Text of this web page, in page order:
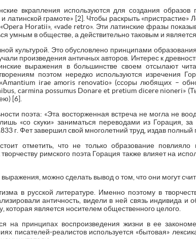
вкрапления используются для создания образов
латинской грамоте» [2]. Чтобы раскрыть «пристрастие»
Horatii», «vade retro». Эти латинские фразы
умным в обществе, а действительно таковым и является.
культурой. Это обусловлено принципами
произведения античных авторов. Интерес к
выражения в большинстве своем отсылают
поэтом нередко используются изречения
irae amoris renovatio» (ссоры любящих –
carmina possumus Donare et pretium dicere nioneri»
[6].
поэта: «Эта восторженная встреча не могла не
«со скуки» заниматься переводами из Горация,
г. Фет завершил свой многолетний труд, издав полный
отметить, что не только образование повлияло
римского поэта Горация также влияет на
можно сделать вывод о том, что они могут
в русской литературе. Именно поэтому в
античность, видели в ней связь индивида и
которая является носителем общественного целого.
на принципах воспроизведения жизни в ее
писателей-реалистов используется «бытовая»